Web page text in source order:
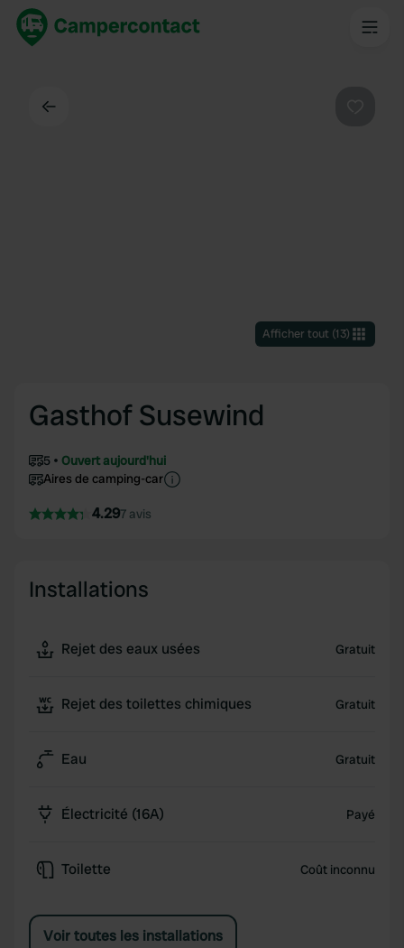
Afficher tout(13)
Gasthof Susewind
5
Ouvert aujourd'hui
Aires de camping-car
4.297 avis
Installations
Rejet des eaux usées Gratuit
Rejet des toilettes chimiques Gratuit
Eau Gratuit
Électricité (16A) Payé
Toilette Coût inconnu
Voir toutes les installations